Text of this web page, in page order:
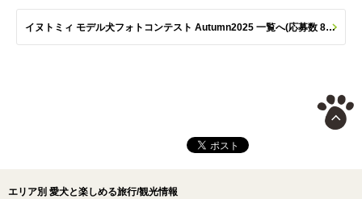
イヌトミィ モデル犬フォトコンテスト Autumn2025 一覧へ(応募数 801枚)
エリア別 愛犬と楽しめる旅行/観光情報